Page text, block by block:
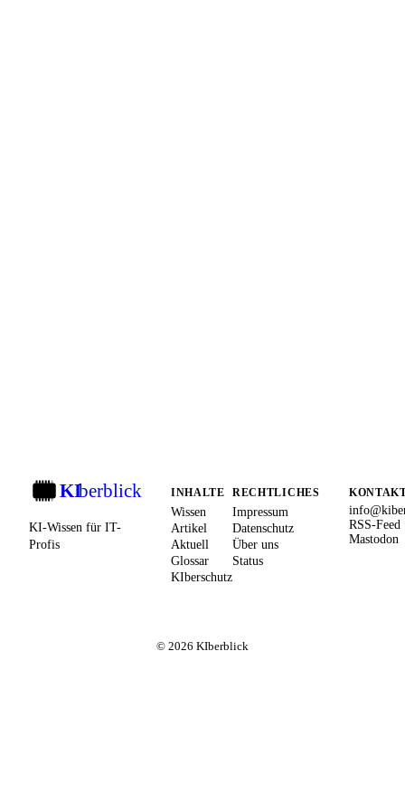
KIberblick
KI-Wissen für IT-
Profis
INHALTE
Wissen
Artikel
Aktuell
Glossar
KIberschutz
RECHTLICHES
Impressum
Datenschutz
Über uns
Status
RSS-Feed
Mastodon
© 2026 KIberblick